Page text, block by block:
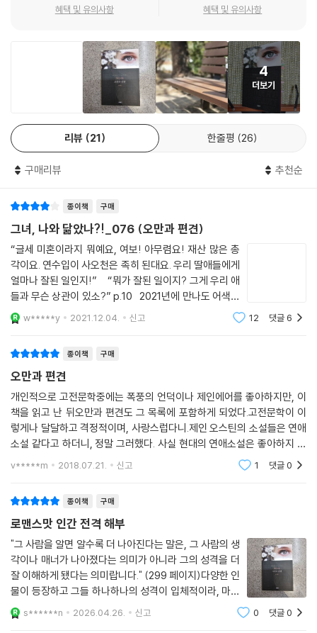
고 물려받을 재산도 없는 그녀가 부모형제에게 의존하는 삶을 피하기 위해
혼을 받아들이는 것이었다. 엘리자베스는 애정에 기초하지 않는 결혼을 한
그녀를 비난하지만, 결국 그녀의 선택을 납득하게 된다.
이렇듯 『오만과 편견』에 드러난 여러 유형의 결혼과 그 결혼을 둘러싼 인
물들의 대응 방식을 통해 당대의 결혼 세태가 어땠는지, 여성들에게 결혼
이 얼마나 중요한 문제였는지를 잘 이해할 수 있다.
“소설을 쓰는 셰익스피어”
『오만과 편견』이 지금까지도 사람들의 공감과 애정을 불러일으키는 또다
른 이유는 다양한 인물상을 통해 인간의 감정과 심리를 정교하게 그려냈다
는 점이다. 작품 속에는 가지각색의 인물들이 등장한다. 냉소적이고 별난
구석이 많은 베넷 씨, 경망스러운 베넷 부인, 너그럽고 착한 맏딸 제인, 당
찬 성격의 둘째 엘리자베스, 교양을 과시하기 좋아하는 셋째 메리, 철없는
넷째 캐서린과 막내 리디아를 비롯해 주관이 뚜렷하고 쉽게 사람들과 섞이
지 않는 다아시, 사람 좋지만 우유부단한 빙리와 허영 심한 빙리 자매, 거만
스, 현명하고 현실적인 샬럿 등 수많은 인물들이 복잡한 관계망 안에서 각
자의 개성을 가지고 반응한다. 밀고 당기듯 이어지는 팽팽한 갈등 관계, 인
물들이 자기 자신을 알아가는 과정, 보편적인 심리를 짚어내는 재치 있는
대화를 따라가다보면 “우리 자신보다 더 우리를 잘 아는” 제인 오스틴의
예리한 시선에 놀라지 않을 수 없다.
가장 두드러지는 것은 엘리자베스의 당찬 성격이다. 사회적 지위도 낮고
경제적으로 남성에게 종속되어 수동적이고 순종적이어야만 했던 그 시대
신이 원하는 바를 추구하는 모습을 보여준다. 결혼만이 안정적인 삶을 유
지할 수 있는 현실에도 불구하고, 그녀는 관습에 얽매이지 않고 자신의 독
자적인 판단에 따라 생각과 감정을 표현한다. 콜린스의 반복되는 청혼 앞
에서 “저를 콜린스 씨를 애태우기로 작정한 우아한 숙녀로 생각하지 마시
고, 가슴속에서 우러나오는 진심을 말하는 이성적인 존재로 생각해주세
요”라며 호소력 있게 대응하는 모습, 다아시와 엘리자베스의 결혼을 반대
하며 거친 말을 쏟아내는 캐서린 귀부인에게 논리적으로 당당하게 맞서는
혜택 및 유의사항 혜택 및 유의사항
4
더보기
리뷰 21 한줄평 26
구매리뷰 추천순
종이책 구매
그녀, 나와 닮았나?!_076 (오만과 편견)
“글세 미혼이라지 뭐예요, 여보! 아무렴요! 재산 많은 총
각이요. 연수입이 사오천은 족히 된대요. 우리 딸애들에게
얼마나 잘된 일인지!” “뭐가 잘된 일이지? 그게 우리 애
들과 무슨 상관이 있소?” p.10 2021년에 만나도 어색하
지 않은 대화에 순간 이 책의 출판년도를 다시 한번 확인
해보았다. 1813년에 출판되었다고 하니 그간 200년이 넘
w*****y 2021.12.04. 신고 12 댓글6
종이책 구매
오만과 편견
개인적으로 고전문학중에는 폭풍의 언덕이나 제인에어를 좋아하지만, 이
책을 읽고 난 뒤오만과 편견도 그 목록에 포함하게 되었다.고전문학이 이
렇게나 달달하고 격정적이며, 사랑스럽다니.제인 오스틴의 소설들은 연애
소설 같다고 하더니, 정말 그러했다. 사실 현대의 연애소설은 좋아하지 않
는데, 고전이나 사극작품은 좋아하는 편이라 잘 맞았던 것 같았다.오만과
v*****m 2018.07.21. 신고 1 댓글0
종이책 구매
로맨스맛 인간 전격 해부
"그 사람을 알면 알수록 더 나아진다는 말은, 그 사람의 생
각이나 매너가 나아졌다는 의미가 아니라 그의 성격을 더
잘 이해하게 됐다는 의미랍니다." (299 페이지)다양한 인
물이 등장하고 그들 하나하나의 성격이 입체적이라, 마지
막 페이지를 넘길 때까지 재미있게 읽을 수 있었다. 자칫
놓치기 쉬운 평범한 장면도 다채로운 표현법으로 그야말
s******n 2026.04.26. 신고 0 댓글0